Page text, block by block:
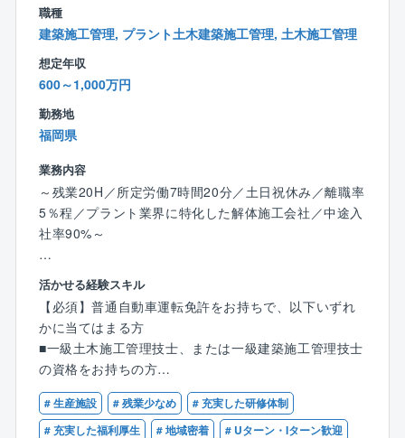
【同社の解体工事業務の特徴】
■働きやすさ
業は平均25時間程度。解体工事だと「資材発注がな
い」「建造中、後の品質管理やフォローがない」「作
成書類が少ない」といった事情から、トラブルや事務
作業が少なく、それが残業や休日出勤の少なさに繋が
また、工期も1～3カ月ほどの短いものが多く、夜勤
もありません。会社としても定年まで働いて頂ける環
境を目指しており、所得補償保険など福利厚生も充実
しています。
※ご家庭の事情で働き方や出張範囲に相談がある場合
は、それを踏まえて選考可能です。ぜひ積極的にご応
募ください。
【同社の手当の特徴】
＜出張手当は年最大100万円＞
手当を支給。家庭の事情などで「出張が多いのは厳し
い…」という方には出張の少ない働き方も対応してい
由度の高さが特徴です。
また、大手プラントメーカーからの元受け工事が多
く、対象建築物も大小/種類様々。脱炭素の要求が進む
中で新たな解体工法を採用したりと突き詰めがいもあ
ントのポストも目指していただきやすい環境です。
【教育体制】
一定の研修体制は整えています。
入社後はまず1～2週間ほど本社での研修を受けていた
だき、社内システムの使い方、各種申請の方法、解体
工事に関する基礎知識、安全管理について学んでいた
その後、各事務所に配属され、先輩社員と一緒に業務
に取り組みながら実務を習得していただきます。た
だ、現状の教育体制には改善の余地があると認識して
おり、より良い仕組みを作るべく継続的にアップデー
トを進めています。
＜プラント解体に特化した唯一の東証プライム上場企
業／17の特許を取得＞
職種
建築施工管理, プラント土木建築施工管理, 土木施工管理
想定年収
600～1,000万円
勤務地
福岡県
業務内容
～残業20H／所定労働7時間20分／土日祝休み／離職率
5％程／プラント業界に特化した解体施工会社／中途入
社率90%～
【業務概要】
プラント解体工事の施工管理として、日本最大級の製
鉄所高炉や、高さ200ｍ超の煙突等、超大型設備の解体
に携わっていただきます。
プラント解体工事の施工管理をお任せします。品質管
理が不要のためトラブル対応や事務作業が少なく、残
業も月平均25h程度。
活かせる経験スキル
【必須】普通自動車運転免許をお持ちで、以下いずれ
かに当てはまる方
■一級土木施工管理技士、または一級建築施工管理技士
の資格をお持ちの方
■その他解体業の監理技術者の要件を満たす方
【歓迎】
# 生産施設 # 残業少なめ
# 充実した研修体制
# 充実した福利厚生
# 地域密着
# Uターン・Iターン歓迎